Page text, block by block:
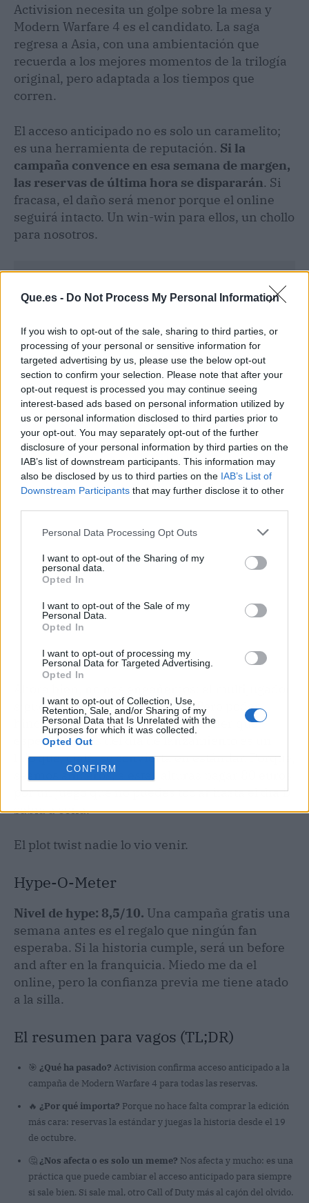
Que.es - Do Not Process My Personal Information
If you wish to opt-out of the sale, sharing to third parties, or
processing of your personal or sensitive information for
targeted advertising by us, please use the below opt-out
section to confirm your selection. Please note that after your
opt-out request is processed you may continue seeing
interest-based ads based on personal information utilized by
us or personal information disclosed to third parties prior to
your opt-out. You may separately opt-out of the further
disclosure of your personal information by third parties on the
IAB’s list of downstream participants. This information may
also be disclosed by us to third parties on the IAB’s List of
Downstream Participants that may further disclose it to other
Personal Data Processing Opt Outs
I want to opt-out of the Sharing of my
personal data.
Opted In
I want to opt-out of the Sale of my
Personal Data.
Opted In
I want to opt-out of processing my
Personal Data for Targeted Advertising.
Opted In
I want to opt-out of Collection, Use,
Retention, Sale, and/or Sharing of my
Personal Data that Is Unrelated with the
Purposes for which it was collected.
Opted Out
CONFIRM
Activision necesita un golpe sobre la mesa y
Modern Warfare 4 es el candidato. La saga
regresa a Asia, con una ambientación que
recuerda a los mejores momentos de la trilogía
original, pero adaptada a los tiempos que
corren.
El acceso anticipado no es solo un caramelito;
es una herramienta de reputación. Si la
campaña convence en esa semana de margen,
las reservas de última hora se dispararán. Si
fracasa, el daño será menor porque el online
seguirá intacto. Un win-win para ellos, un chollo
para nosotros.
Publicidad
sigue siendo el plato principal. Pero poder
hincar el diente a la historia sin tener que
esperar al caos del día de lanzamiento es un
lujo que, ojalá, se convierta en estándar. Porque,
seamos sinceros, a estas alturas pagar 80 euros
por un juego que no puedes toc ar hasta el día D
sabía a coña.
El plot twist nadie lo vio venir.
Hype-O-Meter
Nivel de hype: 8,5/10. Una campaña gratis una
semana antes es el regalo que ningún fan
esperaba. Si la historia cumple, será un before
and after en la franquicia. Miedo me da el
online, pero la confianza previa me tiene atado
a la silla.
El resumen para vagos (TL;DR)
🎯 ¿Qué ha pasado? Activision confirma acceso anticipado a la
campaña de Modern Warfare 4 para todas las reservas.
🔥 ¿Por qué importa? Porque no hace falta comprar la edición
más cara: reservas la estándar y juegas la historia desde el 19
de octubre.
🤔¿Nos afecta o es solo un meme? Nos afecta y mucho: es una
práctica que puede cambiar el acceso anticipado para siempre
si sale bien. Si sale mal, otro Call of Duty más al cajón del olvido.